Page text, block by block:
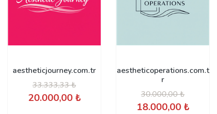
aestheticjourney.com.tr
33.333,33 ₺
20.000,00 ₺
aestheticoperations.com.t
r
30.000,00 ₺
18.000,00 ₺